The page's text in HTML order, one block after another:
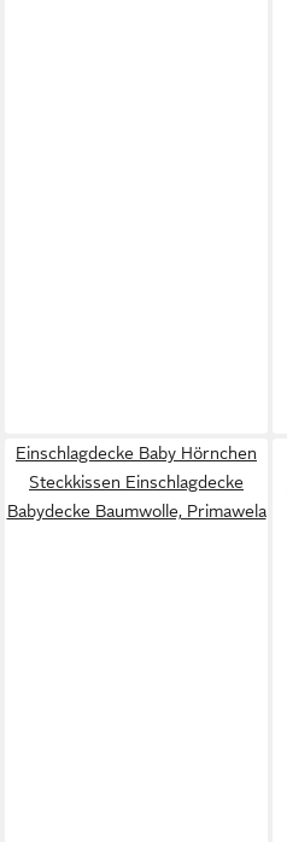
Einschlagdecke Baby Hörnchen
Steckkissen Einschlagdecke
Babydecke Baumwolle, Primawela